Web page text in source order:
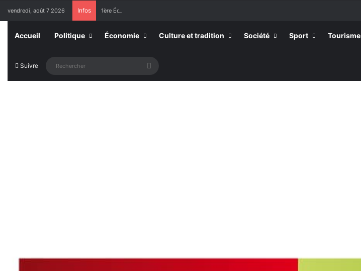
vendredi, août 7 2026 Infos 1ère Édition des Grandes Retrouvailles des Ressortissants de Kpélé Govié Apégamé / Sokpé
Accueil Politique Économie Culture et tradition Société Sport Tourisme
Suivre Rechercher